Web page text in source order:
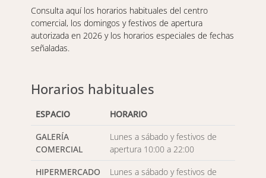
Consulta aquí los horarios habituales del centro
comercial, los domingos y festivos de apertura
autorizada en 2026 y los horarios especiales de fechas
señaladas.
Horarios habituales
ESPACIO
HORARIO
GALERÍA
COMERCIAL
Lunes a sábado y festivos de
apertura 10:00 a 22:00
HIPERMERCADO
Lunes a sábado y festivos de